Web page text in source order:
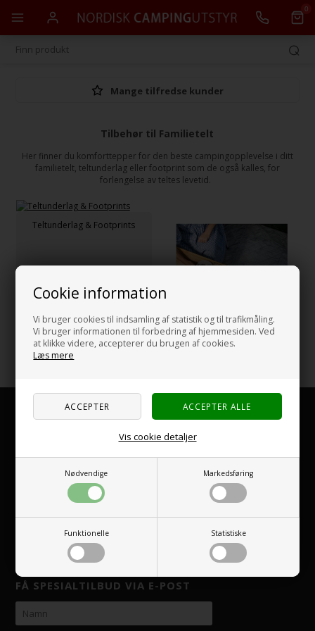
Cookie information
Vi bruger cookies til indsamling af statistik og til trafikmåling.
Vi bruger informationen til forbedring af hjemmesiden. Ved
at klikke videre, accepterer du brugen af cookies.
Læs mere
Nødvendige Markedsføring
Funktionelle Statistiske
Vis cookie detaljer
0
Mange tilfredse kunder
Tilbehør til Familietelt
Her finner du komforttepper for den beste campingopplevelse i ditt
familietelt, teltunderlag eller footprint som de også kalles, for
forlengelse av teltes levetid.
Teltunderlag & Footprints
Tepper til familietelt
KUNDSERVICE
3490 Kvistgård
service@nordiskcampingutstyr.no
Org.nr. 920 121 985 (MVA)
FÅ SPESIALTILBUD VIA E-POST